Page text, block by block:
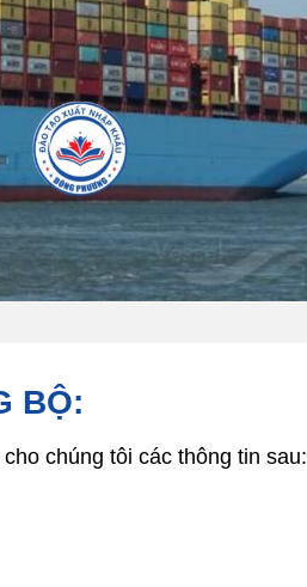
BỘ:
chúng tôi các thông tin sau: